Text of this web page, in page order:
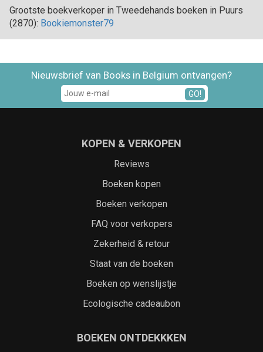
Grootste boekverkoper in Tweedehands boeken in Puurs
(2870): Bookiemonster79
Nieuwsbrief van Books in Belgium ontvangen?
GO!
KOPEN & VERKOPEN
Reviews
Boeken kopen
Boeken verkopen
FAQ voor verkopers
Zekerheid & retour
Staat van de boeken
Boeken op wenslijstje
Ecologische cadeaubon
BOEKEN ONTDEKKKEN